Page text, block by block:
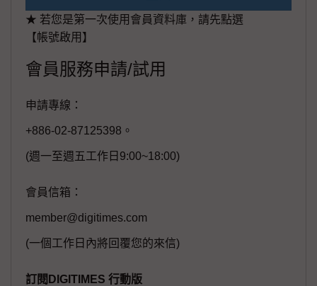
★ 若您是第一次使用會員資料庫，請先點選
【帳號啟用】
會員服務申請/試用
申請專線：
+886-02-87125398。
(週一至週五工作日9:00~18:00)
會員信箱：
member@digitimes.com
(一個工作日內將回覆您的來信)
訂閱DIGITIMES 行動版